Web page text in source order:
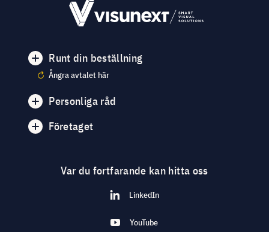
Runt din beställning
Ångra avtalet här
Personliga råd
Företaget
Var du fortfarande kan hitta oss
LinkedIn
YouTube